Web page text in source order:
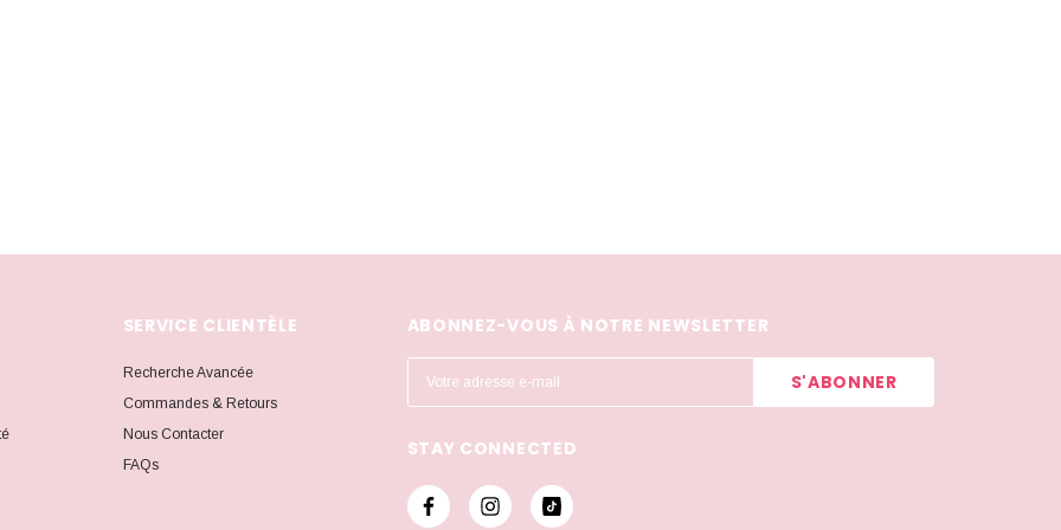
SERVICE CLIENTÈLE
Recherche Avancée
Commandes & Retours
Nous Contacter
FAQs
ABONNEZ-VOUS À NOTRE NEWSLETTER
s
s
STAY CONNECTED